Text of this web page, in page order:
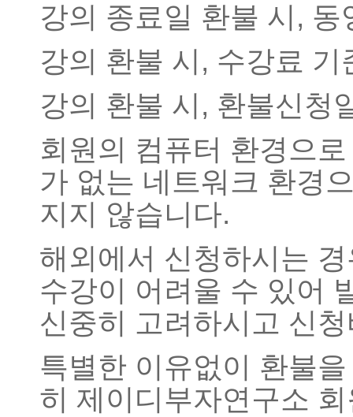
강의 종료일 환불 시,
강의 환불 시, 수강료
강의 환불 시, 환불신청
회원의 컴퓨터 환경으
가 없는 네트워크 환경
지지 않습니다.
해외에서 신청하시는
수강이 어려울 수 있어
신중히 고려하시고 신
특별한 이유없이 환불
히 제이디부자연구소